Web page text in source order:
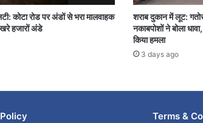
कोटा रोड पर अंडों से भरा मालवाहक
हजारों अंडे
शराब दुकान में लूट:
नकाबपोशों ने बोला
किया हमला
3 days ago
Terms &